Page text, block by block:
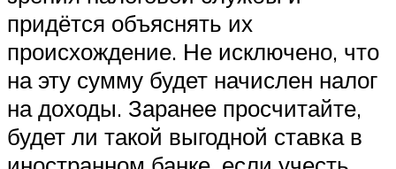
придётся объяснять их
происхождение. Не исключено, что
на эту сумму будет начислен налог
на доходы. Заранее просчитайте,
будет ли такой выгодной ставка в